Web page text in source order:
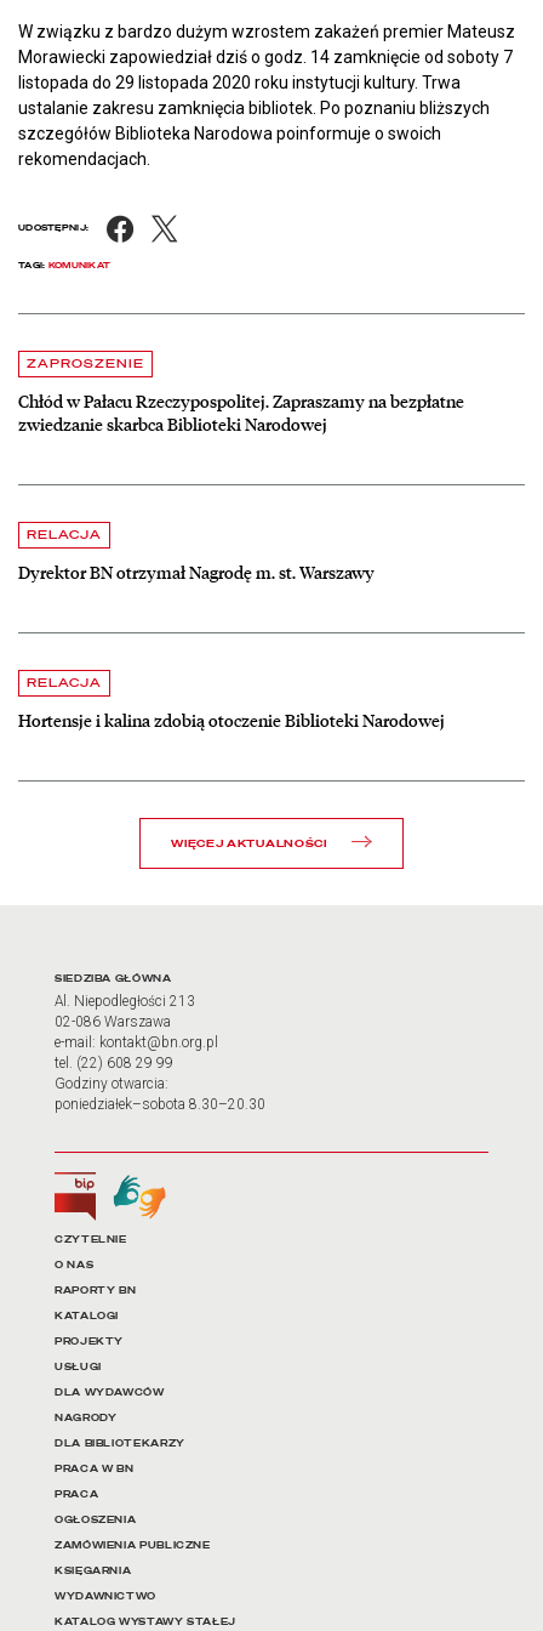
W związku z bardzo dużym wzrostem zakażeń premier Mateusz
Morawiecki zapowiedział dziś o godz. 14 zamknięcie od soboty 7
listopada do 29 listopada 2020 roku instytucji kultury. Trwa
ustalanie zakresu zamknięcia bibliotek. Po poznaniu bliższych
szczegółów Biblioteka Narodowa poinformuje o swoich
rekomendacjach.
UDOSTĘPNIJ: Facebook
TAGI: KOMUNIKAT
Aktualności
ZAPROSZENIE
Chłód w Pałacu Rzeczypospolitej. Zapraszamy na bezpłatne
zwiedzanie skarbca Biblioteki Narodowej
czytaj więcej o Chłód w Pałacu Rzeczypospolitej. Zapraszamy na
RELACJA
Dyrektor BN otrzymał Nagrodę m. st. Warszawy
czytaj więcej o Dyrektor BN otrzymał Nagrodę m. st. Warszawy
RELACJA
Hortensje i kalina zdobią otoczenie Biblioteki Narodowej
czytaj więcej o Hortensje i kalina zdobią otoczenie Biblioteki
WIĘCEJ AKTUALNOŚCI
Adres oraz godziny
SIEDZIBA GŁÓWNA
Al. Niepodległości 213
02-086 Warszawa
e-mail: kontakt@bn.org.pl
tel. (22) 608 29 99
Godziny otwarcia:
poniedziałek–sobota 8.30–20.30
Biuletyn Informacji Publicznej
Tłumacz języka migowego
Linki do najważniejszych
CZYTELNIE
O NAS
RAPORTY BN
KATALOGI
PROJEKTY
USŁUGI
DLA WYDAWCÓW
NAGRODY
DLA BIBLIOTEKARZY
PRACA W BN
PRACA
OGŁOSZENIA
ZAMÓWIENIA PUBLICZNE
KSIĘGARNIA
WYDAWNICTWO
KATALOG WYSTAWY STAŁEJ